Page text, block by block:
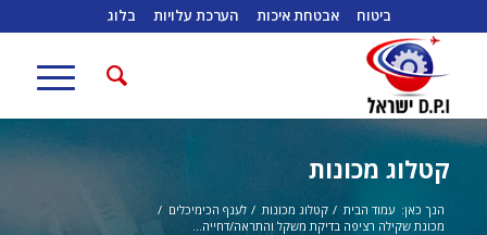
ביטוח אבטחת איכות הערכת עלויות בלוג
קטלוג מכונות
הנך כאן: עמוד הבית / קטלוג מכונות / לענף הכימיכלים /
מכונת שקילה רציפה בדיקת משקל והתראה/דחייה...